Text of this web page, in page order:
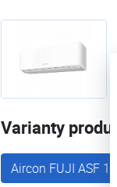
Varianty
Aircon FUJI ASF